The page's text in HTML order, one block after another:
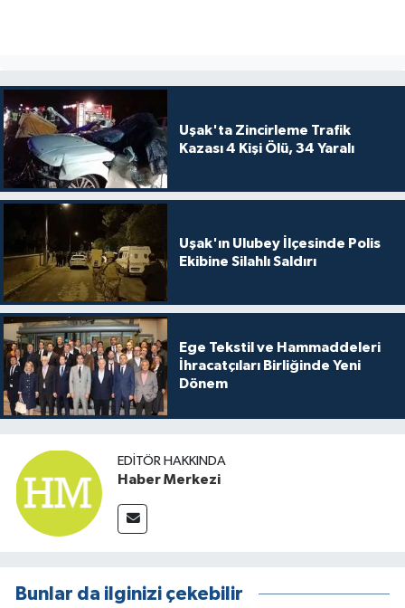
Uşak'ta Zincirleme Trafik
Kazası 4 Kişi Ölü, 34 Yaralı
Uşak'ın Ulubey İlçesinde Polis
Ekibine Silahlı Saldırı
Ege Tekstil ve Hammaddeleri
İhracatçıları Birliğinde Yeni
Dönem
EDITÖR HAKKINDA
Haber Merkezi
Bunlar da ilginizi çekebilir